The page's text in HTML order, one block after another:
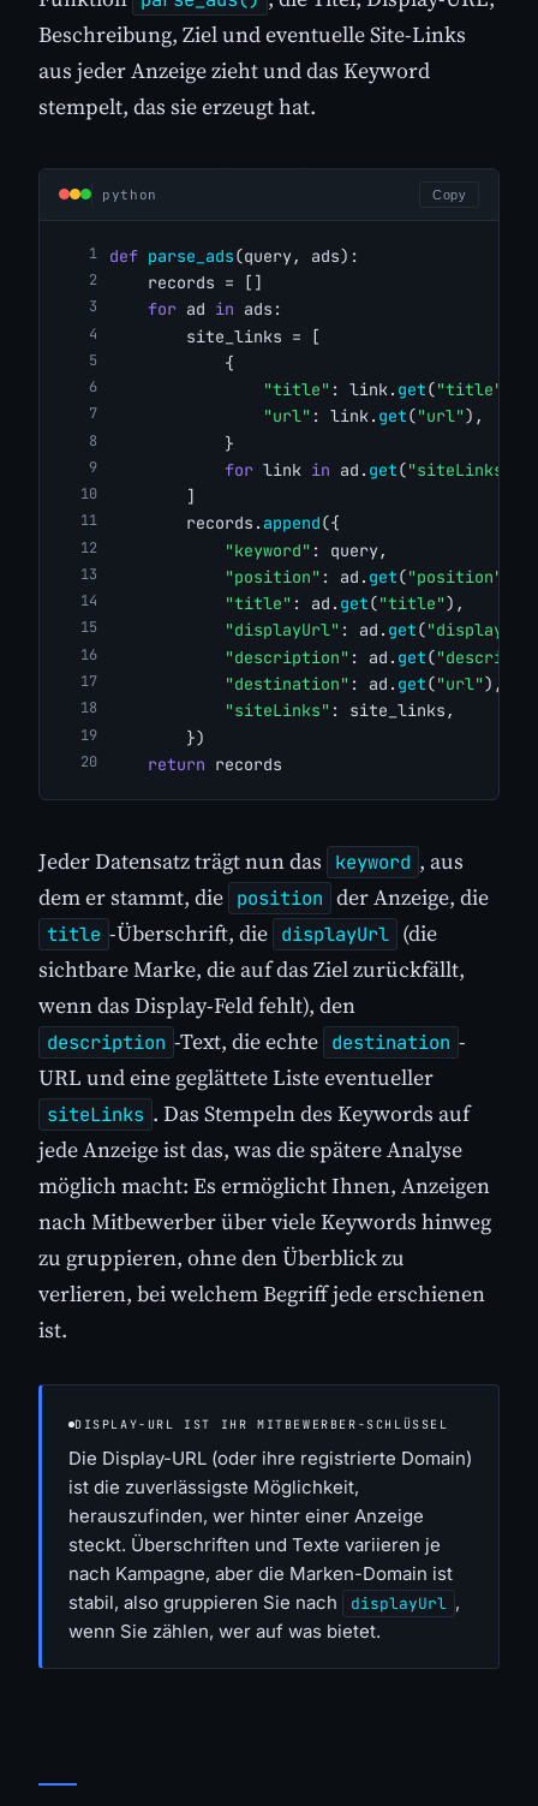
Beschreibung, Ziel und eventuelle Site-Links
aus jeder Anzeige zieht und das Keyword
stempelt, das sie erzeugt hat.
python Copy
def parse_ads(query, ads):
    records = []
for ad in ads:
        site_links = [
            {
"title" : link. get("title"
"url" : link. get("url"),
            }
for link in ad. get("siteLinks"
        ]
        records.
append({
"keyword" : query,
"position" : ad. get("position"
"title" : ad. get("title"),
"displayUrl" : ad. get(
"description" : ad. get(
"destination" : ad. get("url"),
"siteLinks" : site_links,
        })
return records
Jeder Datensatz trägt nun das keyword , aus
dem er stammt, die position der Anzeige, die
title -Überschrift, die displayUrl (die
sichtbare Marke, die auf das Ziel zurückfällt,
wenn das Display-Feld fehlt), den
description -Text, die echte destination -
URL und eine geglättete Liste eventueller
siteLinks . Das Stempeln des Keywords auf
jede Anzeige ist das, was die spätere Analyse
möglich macht: Es ermöglicht Ihnen, Anzeigen
nach Mitbewerber über viele Keywords hinweg
zu gruppieren, ohne den Überblick zu
verlieren, bei welchem Begriff jede erschienen
ist.
DISPLAY-URL IST IHR MITBEWERBER-SCHLÜSSEL
Die Display-URL (oder ihre registrierte Domain)
ist die zuverlässigste Möglichkeit,
herauszufinden, wer hinter einer Anzeige
steckt. Überschriften und Texte variieren je
nach Kampagne, aber die Marken-Domain ist
stabil, also gruppieren Sie nach
displayUrl ,
wenn Sie zählen, wer auf was bietet.